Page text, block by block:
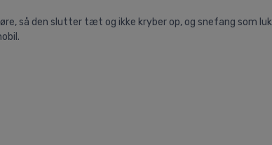
så den slutter tæt og ikke kryber op, og snefang som